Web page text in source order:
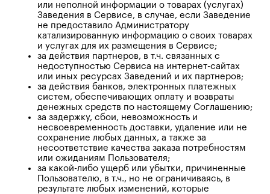
или неполной информации о товарах (услугах)
Заведения в Сервисе, в случае, если Заведение
не предоставило Администратору
катализированную информацию о своих товарах
и услугах для их размещения в Сервисе;
за действия партнеров, в т.ч. связанных с
недоступностью Сервиса на интернет-сайтах
или иных ресурсах Заведений и их партнеров;
за действия банков, электронных платежных
систем, обеспечивающих оплату и возвраты
денежных средств по настоящему Соглашению;
за задержку, сбои, невозможность и
несвоевременность доставки, удаление или не
сохранение любых данных, а также за
несоответствие качества заказа потребностям
или ожиданиям Пользователя;
за какой-либо ущерб или убытки, причиненные
Пользователю, в т.ч., но не ограничиваясь, в
результате любых изменений, которые